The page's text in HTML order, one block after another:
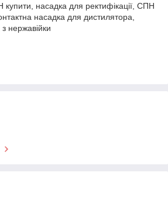
насадка для ректифікації, СПН
насадка для дистилятора,
нержавійки